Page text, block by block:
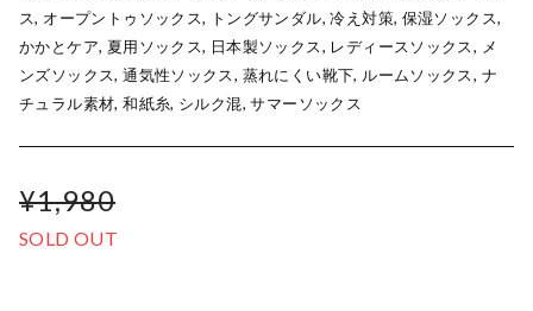
ス, オープントゥソックス, トングサンダル, 冷え対策, 保湿ソックス,
かかとケア, 夏用ソックス, 日本製ソックス, レディースソックス, メ
ンズソックス, 通気性ソックス, 蒸れにくい靴下, ルームソックス, ナ
チュラル素材, 和紙糸, シルク混, サマーソックス
¥1,980
SOLD OUT